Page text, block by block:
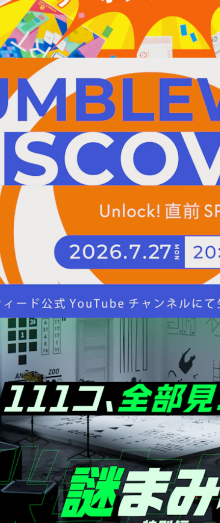
【おしらせ】10周年記念クーポンをプレゼント
【おしらせ】『タンブルウィード ディスカバリー 2026夏
Unlock!直前SP』開催